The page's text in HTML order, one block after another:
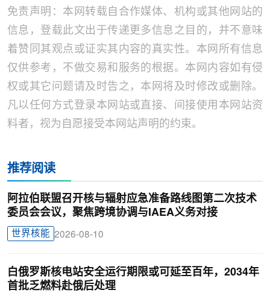
免责声明：本网转载自合作媒体、机构或其他网站的
信息，登载此文出于传递更多信息之目的，并不意味
着赞同其观点或证实其内容的真实性。本网所有信息
仅供参考，不做交易和服务的根据。本网内容如有侵
权或其它问题请及时告之，本网将及时修改或删除。
凡以任何方式登录本网站或直接、间接使用本网站资
料者，视为自愿接受本网站声明的约束。
推荐阅读
阿拉伯联盟召开核与辐射应急准备路线图第二次技术
委员会会议，聚焦跨境协调与IAEA义务对接
世界核能 2026-08-10
白俄罗斯核电站安全运行期限或可延至百年，2034年
首批乏燃料赴俄后处理